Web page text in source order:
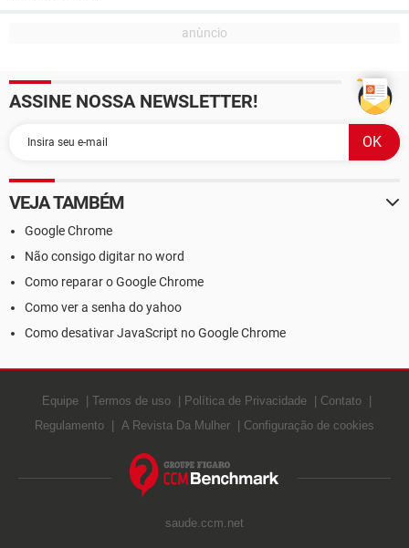
ASSINE NOSSA NEWSLETTER!
VEJA TAMBÉM
Google Chrome
Não consigo digitar no word
Como reparar o Google Chrome
Como ver a senha do yahoo
Como desativar JavaScript no Google Chrome
Equipe Termos de uso Política de Privacidade
Contato
Regulamento
A Revista Da Mulher Configuração de cookies
saude.ccm.net